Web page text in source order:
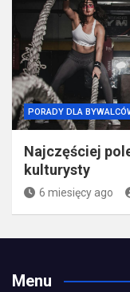
PORADY DLA
Najczęściej
kulturysty
6 miesięcy ago
Menu